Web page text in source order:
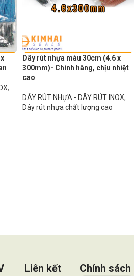
,
Dây rút nhựa màu 30cm (4.6 x
300mm)- Chính hãng, chịu nhiệt
cao
DÂY RÚT NHỰA - DÂY RÚT INOX,
Dây rút nhựa chất lượng cao
Liên kết
Chính sách